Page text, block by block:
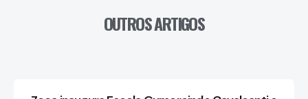
OUTROS ARTIGOS